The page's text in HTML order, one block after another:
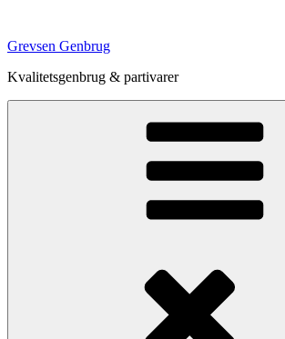
indhold
Grevsen Genbrug
Kvalitetsgenbrug & partivarer